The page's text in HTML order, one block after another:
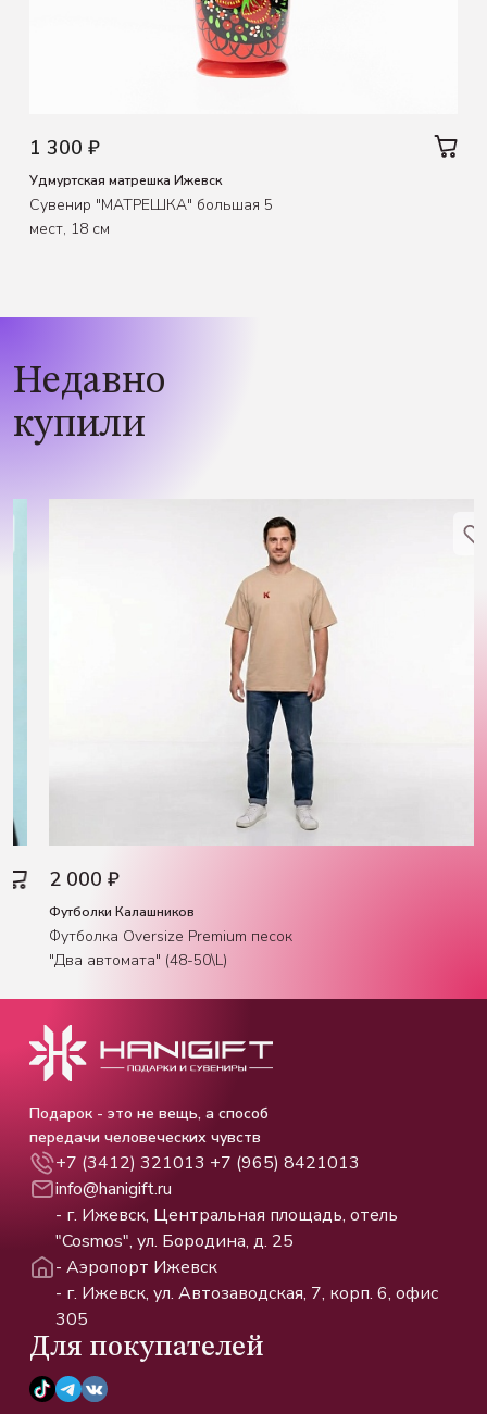
1 300 ₽
Удмуртская матрешка Ижевск
Сувенир "МАТРЕШКА" большая 5
мест, 18 см
Недавно
купили
2 000 ₽
Футболки Калашников
Футболка Oversize Premium песок
"Два автомата" (48-50\L)
Подарок - это не вещь, а способ
передачи человеческих чувств
+7 (3412) 321013 +7 (965) 8421013
info@hanigift.ru
- г. Ижевск, Центральная площадь, отель
"Cosmos", ул. Бородина, д. 25
- Аэропорт Ижевск
- г. Ижевск, ул. Автозаводская, 7, корп. 6, офис
305
Для покупателей